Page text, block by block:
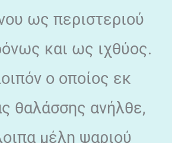
ως περιστεριού
και ως ιχθύος.
ο οποίος εκ
θαλάσσης ανήλθε,
μέλη ψαριού